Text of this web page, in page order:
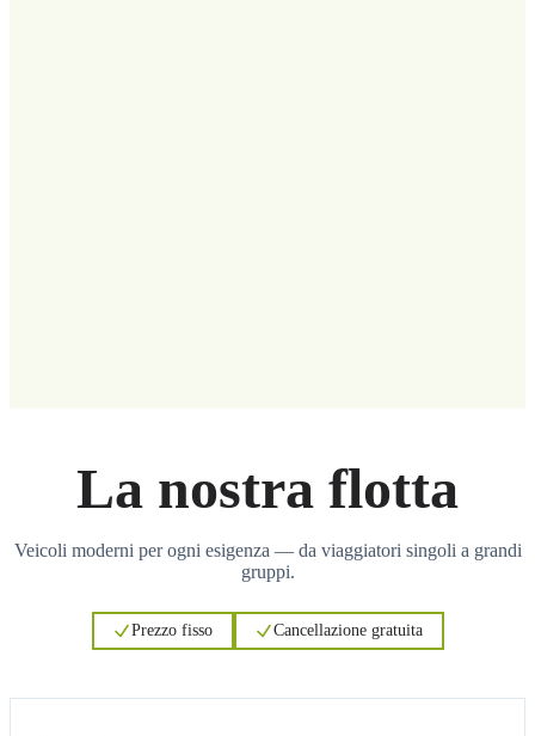
La nostra flotta
Veicoli moderni per ogni esigenza — da viaggiatori singoli a grandi
gruppi.
Prezzo fisso Cancellazione gratuita